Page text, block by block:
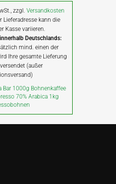
zzgl.Versandkosten
Lieferadresse kann die
Kasse variieren.
Deutschlands:
mind. einen der
Ihre gesamte Lieferung
(außer
Bar 1000g Bohnenkaffee
70% Arabica 1kg